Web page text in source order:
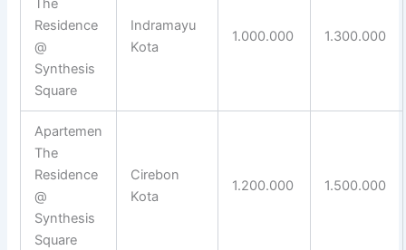
The
Residence
@
Synthesis
Square
Indramayu
Kota
1.000.000 1.300.000
Apartemen
The
Residence
@
Synthesis
Square
Cirebon
Kota
1.200.000 1.500.000